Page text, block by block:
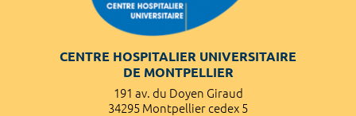
CENTRE HOSPITALIER UNIVERSITAIRE
DE MONTPELLIER
191 av. du Doyen Giraud
34295 Montpellier cedex 5